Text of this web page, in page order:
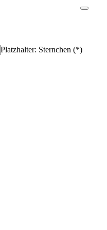
Platzhalter: Sternchen (*)